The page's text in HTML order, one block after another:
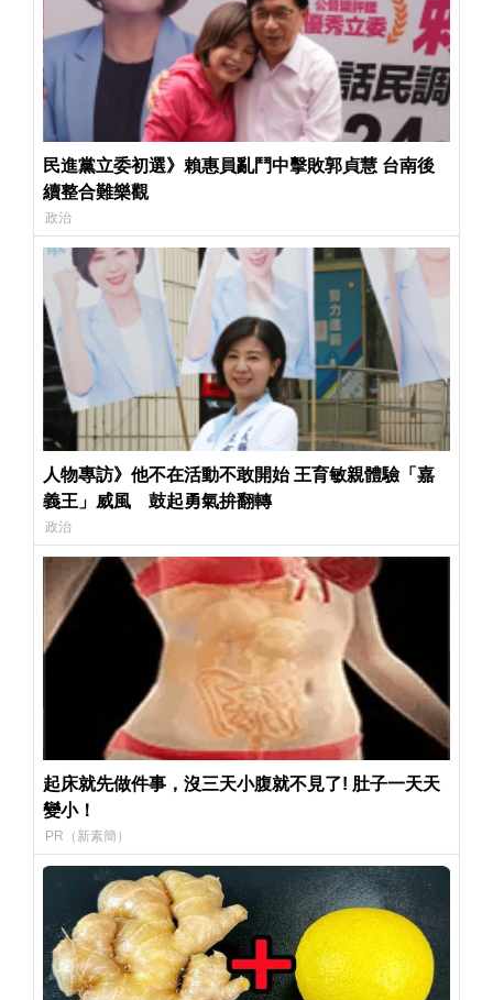
民進黨立委初選》賴惠員亂鬥中擊敗郭貞慧 台南後
續整合難樂觀
政治
人物專訪》他不在活動不敢開始 王育敏親體驗「嘉
義王」威風 鼓起勇氣拚翻轉
政治
起床就先做件事，沒三天小腹就不見了! 肚子一天天
變小！
PR（新素簡）